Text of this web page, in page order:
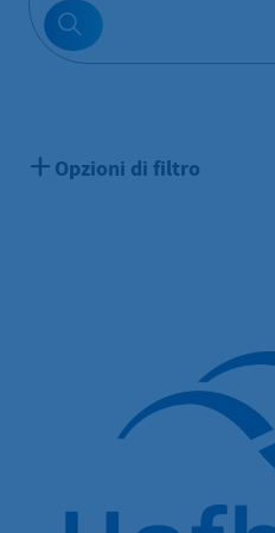
Opzioni di filtro